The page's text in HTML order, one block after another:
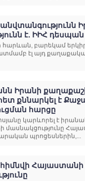
է. ԻԻՀ դեսպան
բարեկամ
էլ այդ
Իրանի
քննարկել է
հարցը
կարևորել է
մասնակցությունը
պրոցեսներին,...
Հայաստանի